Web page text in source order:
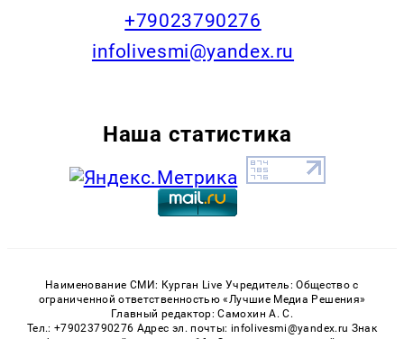
+79023790276
infolivesmi@yandex.ru
Наша статистика
Наименование СМИ: Курган Live Учредитель: Общество с
ограниченной ответственностью «Лучшие Медиа Решения»
Главный редактор: Самохин А. С.
Тел.: +79023790276 Адрес эл. почты: infolivesmi@yandex.ru Знак